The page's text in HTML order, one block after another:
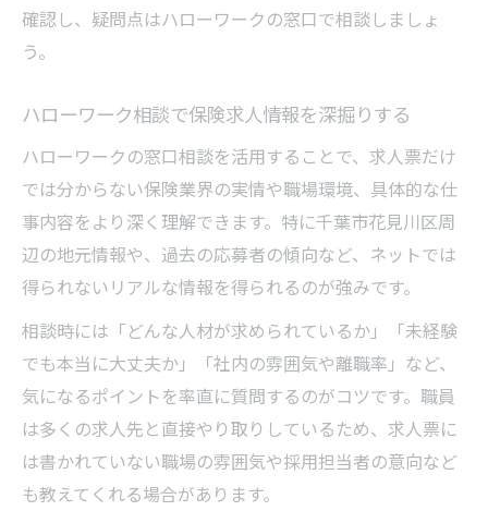
確認し、疑問点はハローワークの窓口で相談しましょ
う。
ハローワーク相談で保険求人情報を深掘りする
ハローワークの窓口相談を活用することで、求人票だけ
では分からない保険業界の実情や職場環境、具体的な仕
事内容をより深く理解できます。特に千葉市花見川区周
辺の地元情報や、過去の応募者の傾向など、ネットでは
得られないリアルな情報を得られるのが強みです。
相談時には「どんな人材が求められているか」「未経験
でも本当に大丈夫か」「社内の雰囲気や離職率」など、
気になるポイントを率直に質問するのがコツです。職員
は多くの求人先と直接やり取りしているため、求人票に
は書かれていない職場の雰囲気や採用担当者の意向など
も教えてくれる場合があります。